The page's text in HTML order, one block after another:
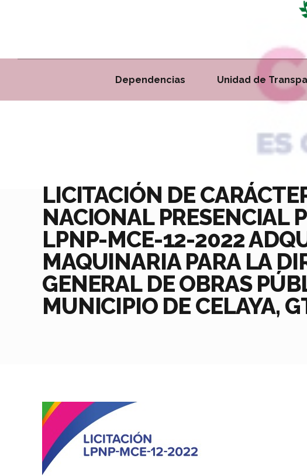
Dependencias Unidad de
LICITACIÓN DE
NACIONAL PRESENCIAL
LPNP-MCE-12-2022
MAQUINARIA PARA LA
GENERAL DE OBRAS
MUNICIPIO DE CELAYA,